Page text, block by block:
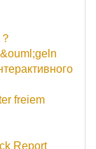
freiem
Report